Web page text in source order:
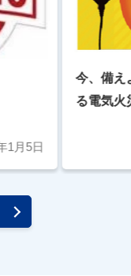
1月5日
今、備え
る電気火